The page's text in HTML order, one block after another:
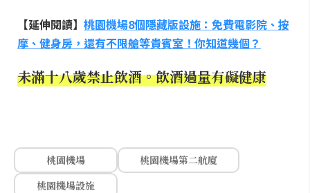
【延伸閱讀】 桃園機場8個隱藏版設施：免費電影院、按
摩、健身房，還有不限艙等貴賓室！你知道幾個？
未滿十八歲禁止飲酒。飲酒過量有礙健康
桃園機場
桃園機場第二航廈
桃園機場設施